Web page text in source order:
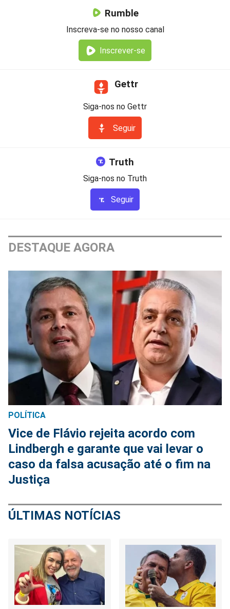
Rumble
Inscreva-se no nosso canal
Inscrever-se
Gettr
Siga-nos no Gettr
Seguir
Truth
Siga-nos no Truth
Seguir
DESTAQUE AGORA
POLÍTICA
Vice de Flávio rejeita acordo com
Lindbergh e garante que vai levar o
caso da falsa acusação até o fim na
Justiça
ÚLTIMAS NOTÍCIAS